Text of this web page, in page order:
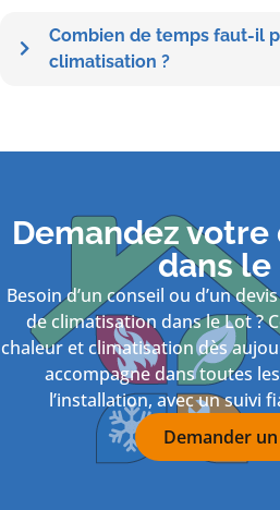
Combien de temps faut-il
climatisation ?
Demandez
dans le
Besoin d’un conseil ou d’un
de climatisation dans le Lot ?
chaleur et climatisation dès
accompagne dans toutes
l’installation, avec un suivi
Demander